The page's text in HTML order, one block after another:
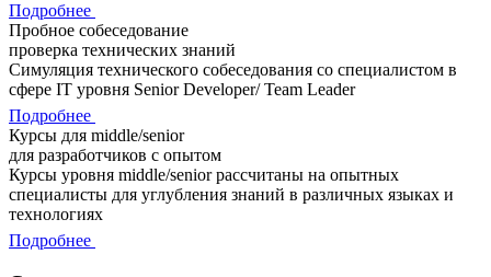
Подробнее
Пробное собеседование
проверка технических знаний
Симуляция технического собеседования со специалистом в
сфере IT уровня Senior Developer/ Team Leader
Подробнее
Курсы для middle/senior
для разработчиков с опытом
Курсы уровня middle/senior рассчитаны на опытных
специалисты для углубления знаний в различных языках и
технологиях
Подробнее